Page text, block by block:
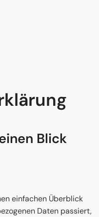
Blick
einfachen Überblick
Daten passiert,